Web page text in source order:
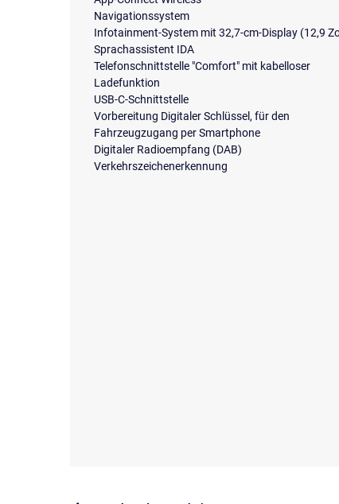
Navigationssystem
Infotainment-System mit 32,7-cm-Display (12,9
Sprachassistent IDA
Telefonschnittstelle "Comfort" mit kabelloser
Ladefunktion
USB-C-Schnittstelle
Vorbereitung Digitaler Schlüssel, für den
Fahrzeugzugang per Smartphone
Digitaler Radioempfang (DAB)
Verkehrszeichenerkennung